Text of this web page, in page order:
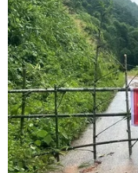
Theo dõi VietnamPlus
TIN LIÊN QUAN